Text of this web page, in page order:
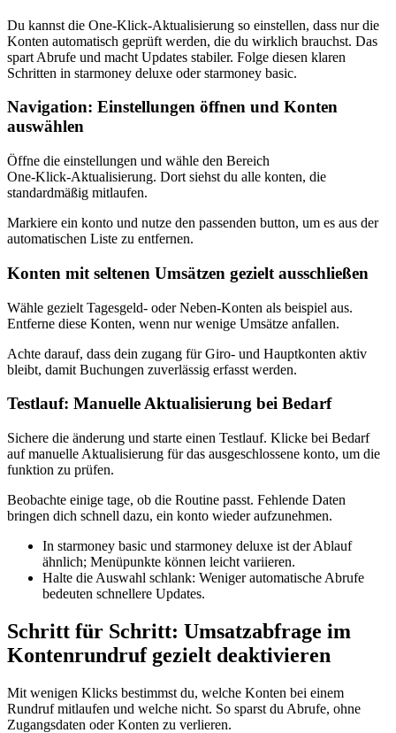
Du kannst die One‑Klick‑Aktualisierung so einstellen, dass nur die
Konten automatisch geprüft werden, die du wirklich brauchst. Das
spart Abrufe und macht Updates stabiler. Folge diesen klaren
Schritten in starmoney deluxe oder starmoney basic.
Navigation: Einstellungen öffnen und Konten
auswählen
Öffne die einstellungen und wähle den Bereich
One‑Klick‑Aktualisierung. Dort siehst du alle konten, die
standardmäßig mitlaufen.
Markiere ein konto und nutze den passenden button, um es aus der
automatischen Liste zu entfernen.
Konten mit seltenen Umsätzen gezielt ausschließen
Wähle gezielt Tagesgeld‑ oder Neben‑Konten als beispiel aus.
Entferne diese Konten, wenn nur wenige Umsätze anfallen.
Achte darauf, dass dein zugang für Giro‑ und Hauptkonten aktiv
bleibt, damit Buchungen zuverlässig erfasst werden.
Testlauf: Manuelle Aktualisierung bei Bedarf
Sichere die änderung und starte einen Testlauf. Klicke bei Bedarf
auf manuelle Aktualisierung für das ausgeschlossene konto, um die
funktion zu prüfen.
Beobachte einige tage, ob die Routine passt. Fehlende Daten
bringen dich schnell dazu, ein konto wieder aufzunehmen.
In starmoney basic und starmoney deluxe ist der Ablauf
ähnlich; Menüpunkte können leicht variieren.
Halte die Auswahl schlank: Weniger automatische Abrufe
bedeuten schnellere Updates.
Schritt für Schritt: Umsatzabfrage im
Kontenrundruf gezielt deaktivieren
Mit wenigen Klicks bestimmst du, welche Konten bei einem
Rundruf mitlaufen und welche nicht. So sparst du Abrufe, ohne
Zugangsdaten oder Konten zu verlieren.